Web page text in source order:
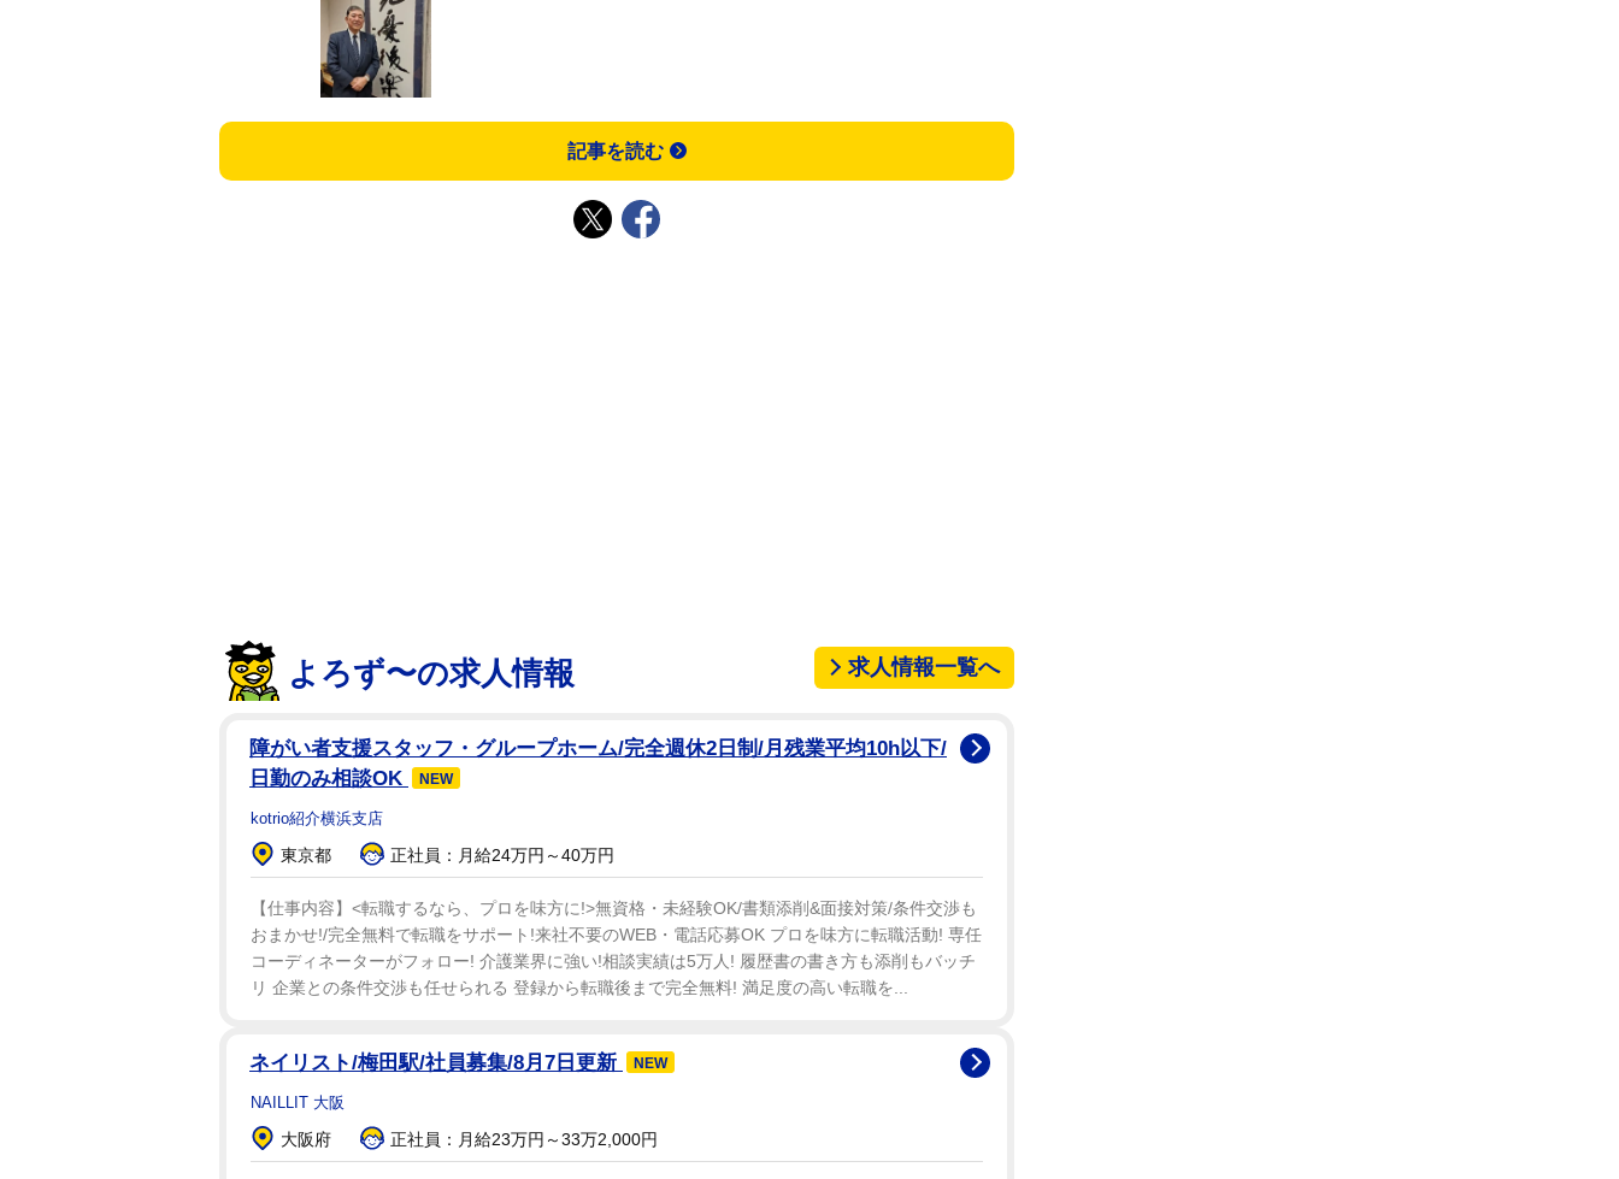
記事を読む
よろず〜の求人情報 求人情報一覧へ
障がい者支援スタッフ・グループホーム/完全週休2日制/月残業平均10h以下/
日勤のみ相談OK
NEW
kotrio紹介横浜支店
東京都 正社員：月給24万円～40万円
【仕事内容】<転職するなら、プロを味方に!>無資格・未経験OK/書類添削&面接対策/条件交渉も
おまかせ!/完全無料で転職をサポート!来社不要のWEB・電話応募OK プロを味方に転職活動! 専任
コーディネーターがフォロー! 介護業界に強い!相談実績は5万人! 履歴書の書き方も添削もバッチ
リ 企業との条件交渉も任せられる 登録から転職後まで完全無料! 満足度の高い転職を...
ネイリスト/梅田駅/社員募集/8月7日更新 NEW
NAILLIT 大阪
大阪府 正社員：月給23万円～33万2,000円